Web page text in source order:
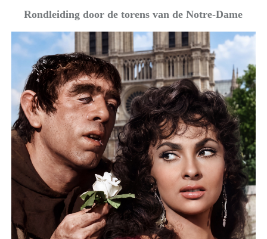
Rondleiding door de torens van de Notre-Dame